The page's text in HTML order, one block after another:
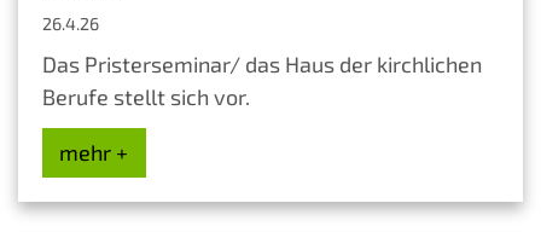
26.4.26
Das Pristerseminar/ das Haus der kirchlichen
Berufe stellt sich vor.
mehr +